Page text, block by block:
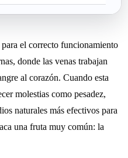
el correcto funcionamiento
donde las venas trabajan
al corazón. Cuando esta
molestias como pesadez,
naturales más efectivos para
una fruta muy común: la